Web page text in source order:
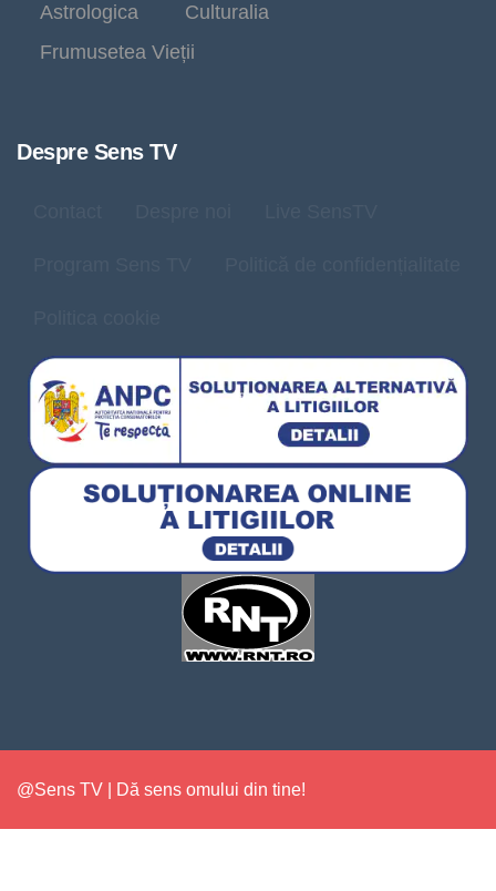
Astrologica
Culturalia
Frumusetea Vieții
Despre Sens TV
@Sens TV | Dă sens omului din tine!